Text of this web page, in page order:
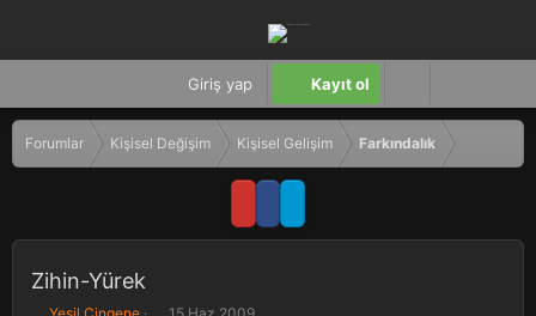
Giriş yap Kayıt ol
Forumlar Kişisel Değişim Kişisel Gelişim Farkındalık
Zihin-Yürek
K
B